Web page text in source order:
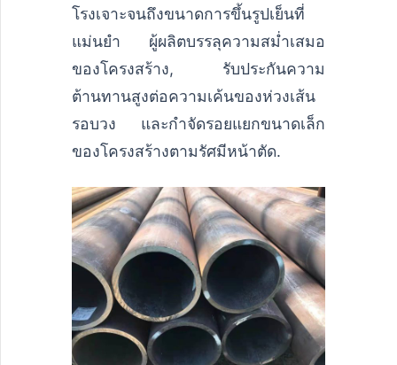
โรงเจาะจนถึงขนาดการขึ้นรูปเย็นที่
แม่นยำ ผู้ผลิตบรรลุความสม่ำเสมอ
ของโครงสร้าง, รับประกันความ
ต้านทานสูงต่อความเค้นของห่วงเส้น
รอบวง และกำจัดรอยแยกขนาดเล็ก
ของโครงสร้างตามรัศมีหน้าตัด.